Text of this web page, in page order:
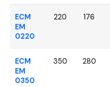
ECM
EM
0220
220 176
ECM
EM
0350
350 280